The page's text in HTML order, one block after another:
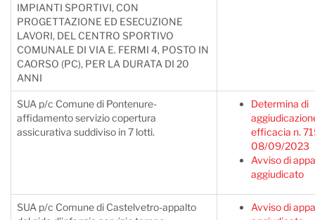
IMPIANTI SPORTIVI, CON
PROGETTAZIONE ED ESECUZIONE
LAVORI, DEL CENTRO SPORTIVO
COMUNALE DI VIA E. FERMI 4, POSTO IN
CAORSO (PC), PER LA DURATA DI 20
ANNI
SUA p/c Comune di Pontenure-
affidamento servizio copertura
assicurativa suddiviso in 7 lotti.
Determina di
efficacia n.
08/09/2023
Avviso di
aggiudicato
SUA p/c Comune di Castelvetro-appalto
Avviso di